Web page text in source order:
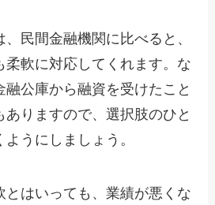
民間金融機関に比べると、
柔軟に対応してくれます。な
公庫から融資を受けたこと
りますので、選択肢のひと
うにしましょう。
とはいっても、業績が悪くな